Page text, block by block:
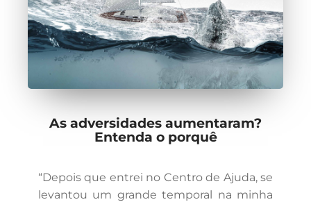
As adversidades aumentaram?
Entenda o porquê
“Depois que entrei no Centro de Ajuda, se
levantou um grande temporal na minha